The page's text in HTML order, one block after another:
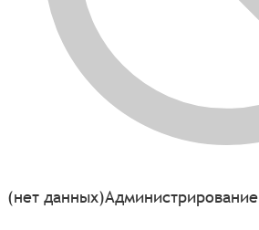
(нет данных)Администрирование